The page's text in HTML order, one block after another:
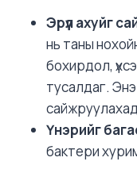
Эрүүл ахуйг
нь таны
бохирдол,
тусалдаг. Энэ
Үнэрийг
бактери